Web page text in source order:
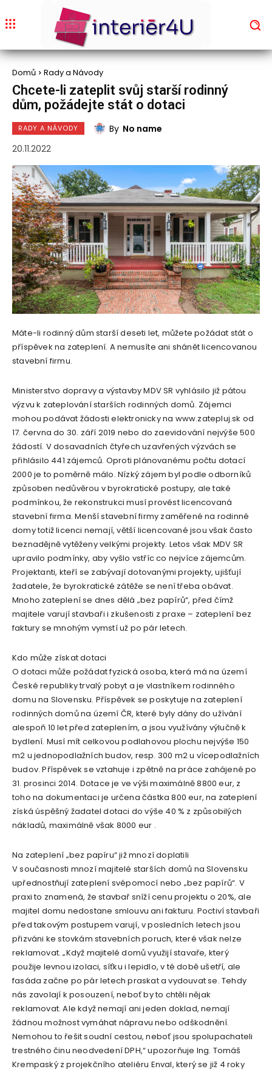
Domů Rady a Návody
Chcete-li zateplit svůj starší rodinný
dům, požádejte stát o dotaci
RADY A NÁVODY By No name
20.11.2022
Máte-li rodinný dům starší deseti let, můžete požádat stát o
příspěvek na zateplení. A nemusíte ani shánět licencovanou
stavební firmu.
Ministerstvo dopravy a výstavby MDV SR vyhlásilo již pátou
výzvu k zateplování starších rodinných domů. Zájemci
mohou podávat žádosti elektronicky na www.zatepluj.sk od
17. června do 30. září 2019 nebo do zaevidování nejvýše 500
žádostí. V dosavadních čtyřech uzavřených výzvách se
přihlásilo 441 zájemců. Oproti plánovanému počtu dotací
2000 je to poměrně málo. Nízký zájem byl podle odborníků
způsoben nedůvěrou v byrokratické postupy, ale také
podmínkou, že rekonstrukci musí provést licencovaná
stavební firma. Menší stavební firmy zaměřené na rodinné
domy totiž licenci nemají, větší licencované jsou však často
beznadějně vytěženy velkými projekty. Letos však MDV SR
upravilo podmínky, aby vyšlo vstříc co nejvíce zájemcům.
Projektanti, kteří se zabývají dotovanými projekty, ujišťují
žadatele, že byrokratické zátěže se není třeba obávat.
Mnoho zateplení se dnes dělá „bez papírů“, před čímž
majitele varují stavbaři i zkušenosti z praxe – zateplení bez
faktury se mnohým vymstí už po pár letech.
Kdo může získat dotaci
O dotaci může požádat fyzická osoba, která má na území
České republiky trvalý pobyt a je vlastníkem rodinného
domu na Slovensku. Příspěvek se poskytuje na zateplení
rodinných domů na území ČR, které byly dány do užívání
alespoň 10 let před zateplením, a jsou využívány výlučně k
bydlení. Musí mít celkovou podlahovou plochu nejvýše 150
m2 u jednopodlažních budov, resp. 300 m2 u vícepodlažních
budov. Příspěvek se vztahuje i zpětně na práce zahájené po
31. prosinci 2014. Dotace je ve výši maximálně 8800 eur, z
toho na dokumentaci je určena částka 800 eur, na zateplení
získá úspěšný žadatel dotaci do výše 40 % z způsobilých
nákladů, maximálně však 8000 eur .
Na zateplení „bez papíru“ již mnozí doplatili
V současnosti mnozí majitelé starších domů na Slovensku
upřednostňují zateplení svépomocí nebo „bez papírů“. V
praxi to znamená, že stavbař sníží cenu projektu o 20%, ale
majitel domu nedostane smlouvu ani fakturu. Poctiví stavbaři
před takovým postupem varují, v posledních letech jsou
přizváni ke stovkám stavebních poruch, které však nelze
reklamovat. „Když majitelé domů využijí stavaře, který
použije levnou izolaci, síťku i lepidlo, v té době ušetří, ale
fasáda začne po pár letech praskat a vydouvat se. Tehdy
nás zavolají k posouzení, neboť by to chtěli nějak
reklamovat. Ale když nemají ani jeden doklad, nemají
žádnou možnost vymáhat nápravu nebo odškodnění.
Nemohou to řešit soudní cestou, neboť jsou spolupachateli
trestného činu neodvedení DPH,“ upozorňuje Ing. Tomáš
Krempaský ​​z projekčního ateliéru Enval, který se již 4 roky